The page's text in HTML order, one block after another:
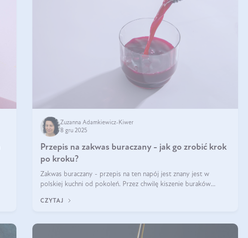
Zuzanna Adamkiewicz-Kiwer
8 gru 2025
Przepis na zakwas buraczany - jak go zrobić krok
po kroku?
Zakwas buraczany - przepis na ten napój jest znany jest w
polskiej kuchni od pokoleń. Przez chwilę kiszenie buraków
na fali popularności na
CZYTAJ